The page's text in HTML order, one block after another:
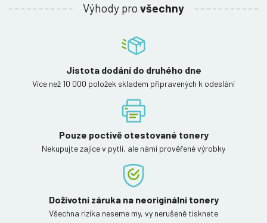
Výhody pro všechny
Jistota dodání do druhého dne
Více než 10 000 položek skladem připravených k odeslání
Pouze poctivě otestované tonery
Nekupujte zajíce v pytli, ale námi prověřené výrobky
Doživotní záruka na neoriginální tonery
Všechna rizika neseme my, vy nerušeně tisknete